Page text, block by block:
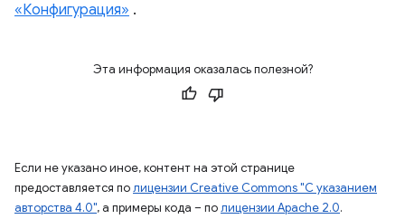
«Конфигурация» .
Эта информация оказалась полезной?
Если не указано иное, контент на этой странице
предоставляется полицензии Creative Commons "С указанием
авторства 4.0", а примеры кода – полицензии Apache 2.0.